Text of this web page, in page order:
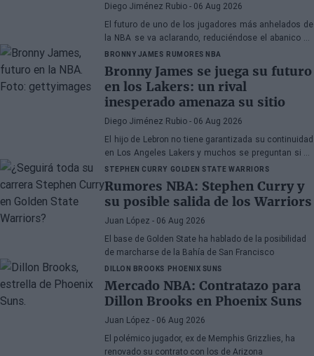
Diego Jiménez Rubio - 06 Aug 2026
El futuro de uno de los jugadores más anhelados de
la NBA se va aclarando, reduciéndose el abanico de
franquicias candidatas a tres.
BRONNY JAMES RUMORES NBA
Bronny James se juega su futuro
en los Lakers: un rival
inesperado amenaza su sitio
Diego Jiménez Rubio - 06 Aug 2026
El hijo de Lebron no tiene garantizada su continuidad
en Los Angeles Lakers y muchos se preguntan si ha
hecho méritos para seguir en la NBA.
STEPHEN CURRY GOLDEN STATE WARRIORS
Rumores NBA: Stephen Curry y
su posible salida de los Warriors
Juan López - 06 Aug 2026
El base de Golden State ha hablado de la posibilidad
de marcharse de la Bahía de San Francisco
DILLON BROOKS PHOENIX SUNS
Mercado NBA: Contratazo para
Dillon Brooks en Phoenix Suns
Juan López - 06 Aug 2026
El polémico jugador, ex de Memphis Grizzlies, ha
renovado su contrato con los de Arizona